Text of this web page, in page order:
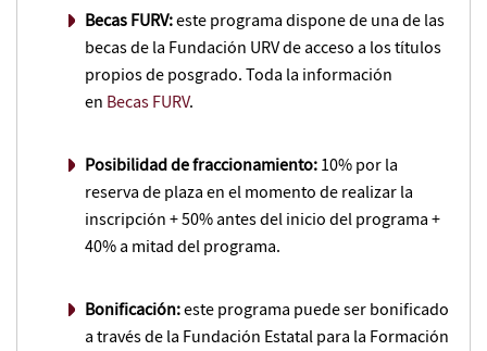
Becas FURV:este programa dispone de una de las
becas de la Fundación URV de acceso a los títulos
propios de posgrado. Toda la información
en Becas FURV.
Posibilidad de fraccionamiento:10% por la
reserva de plaza en el momento de realizar la
inscripción + 50% antes del inicio del programa +
40% a mitad del programa.
Bonificación:este programa puede ser bonificado
a través de la Fundación Estatal para la Formación